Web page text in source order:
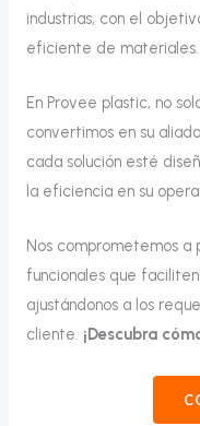
industrias, con el
eficiente de materiales.
En Provee plastic, no
convertimos en su
cada solución esté
la eficiencia en su
Nos comprometemos a
funcionales que
ajustándonos a los
cliente. ¡Descubra